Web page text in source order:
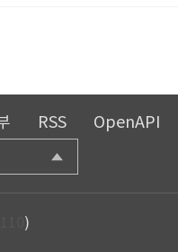
RSS OpenAPI
)